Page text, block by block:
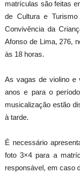
matrículas são feitas
de Cultura e
Convivência da
Afonso de Lima, 276,
às 18 horas.
As vagas de violino e
anos e para o
musicalização estão
à tarde.
É necessário
foto 3×4 para a
responsável, em caso